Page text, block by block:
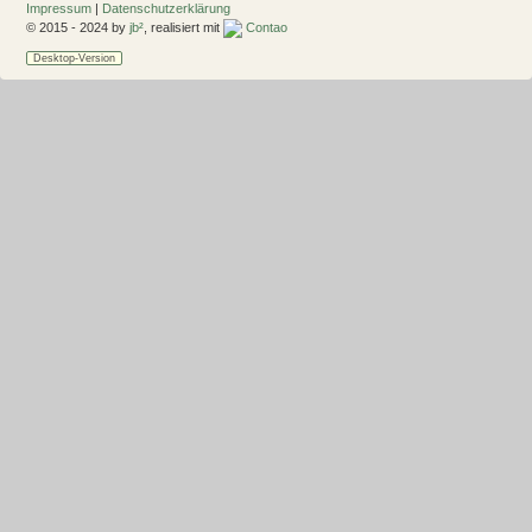
Impressum| Datenschutzerklärung
© 2015 - 2024 by jb², realisiert mit Contao
Desktop-Version